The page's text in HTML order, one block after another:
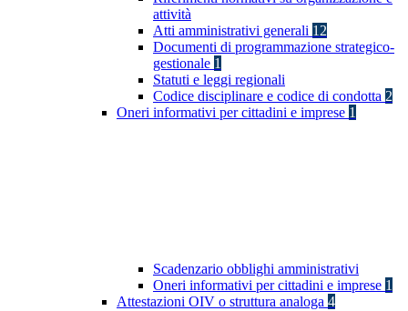
attività
Atti amministrativi generali 12
Documenti di programmazione strategico-
gestionale 1
Statuti e leggi regionali
Codice disciplinare e codice di condotta 2
Oneri informativi per cittadini e imprese 1
Scadenzario obblighi amministrativi
Oneri informativi per cittadini e imprese 1
Attestazioni OIV o struttura analoga 4